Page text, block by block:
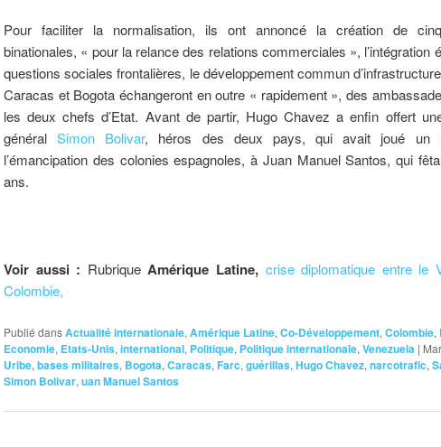
Pour faciliter la normalisation, ils ont annoncé la création de
binationales, « pour la relance des relations commerciales », l’intégration
questions sociales frontalières, le développement commun
Caracas et Bogota échangeront en outre « rapidement », des
les deux chefs d’Etat. Avant de partir, Hugo Chavez a enfin offert
généralSimon Bolivar, héros des deux pays, qui avait joué un
l’émancipation des colonies espagnoles, à Juan Manuel Santos, qui
ans.
Voir aussi : RubriqueAmérique Latine, crise diplomatique entre le
Colombie,
Publié dansActualité internationale, Amérique Latine, Co-Développement, Colombie,
Economie, Etats-Unis, international, Politique, Politique internationale, Venezuela |
Uribe, bases militaires, Bogota, Caracas, Farc, guérillas, Hugo Chavez, narcotrafic,
Simon Bolivar, uan Manuel Santos